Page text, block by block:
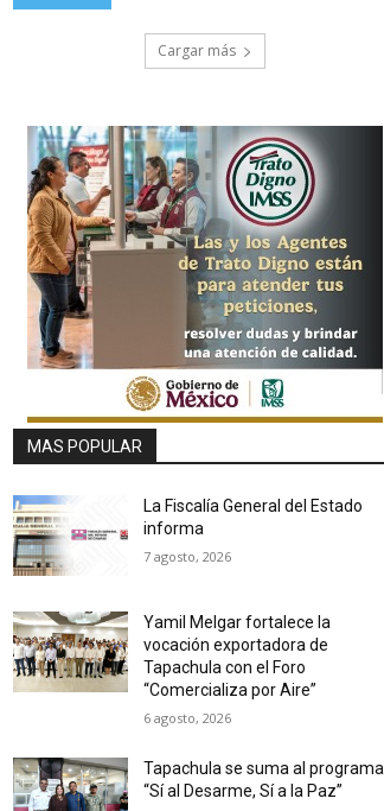
Cargar más
MAS POPULAR
La Fiscalía General del Estado
informa
7 agosto, 2026
Yamil Melgar fortalece la
vocación exportadora de
Tapachula con el Foro
“Comercializa por Aire”
6 agosto, 2026
Tapachula se suma al programa
“Sí al Desarme, Sí a la Paz”